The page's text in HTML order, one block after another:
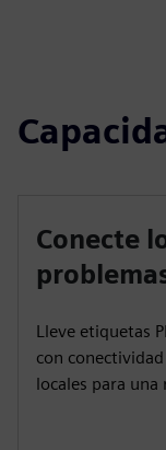
Conecte
Lleve etiquetas
con
locales para una